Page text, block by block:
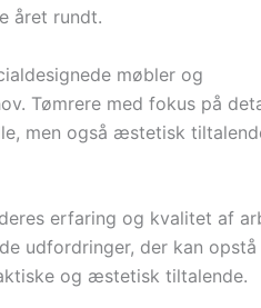
året rundt.
møbler og
Tømrere med fokus på
men også æstetisk
erfaring og kvalitet af
udfordringer, der kan opstå
og æstetisk tiltalende.